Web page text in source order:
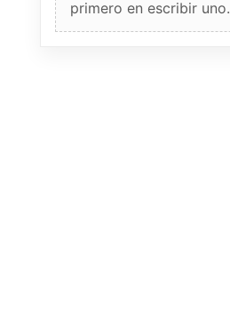
primero en escribir uno.